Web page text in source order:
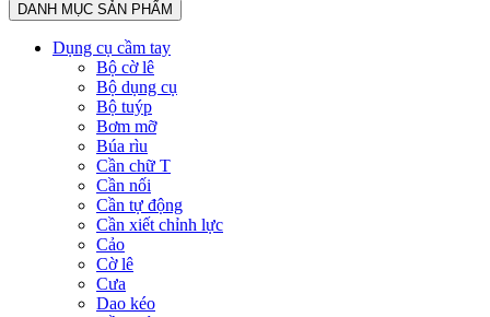
DANH MỤC SẢN PHẨM
Dụng cụ cầm tay
Bộ cờ lê
Bộ dụng cụ
Bộ tuýp
Bơm mỡ
Búa rìu
Cần chữ T
Cần nối
Cần tự động
Cần xiết chỉnh lực
Cảo
Cờ lê
Cưa
Dao kéo